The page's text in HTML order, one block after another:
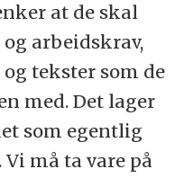
at de skal
arbeidskrav,
tekster som de
med. Det lager
som egentlig
må ta vare på